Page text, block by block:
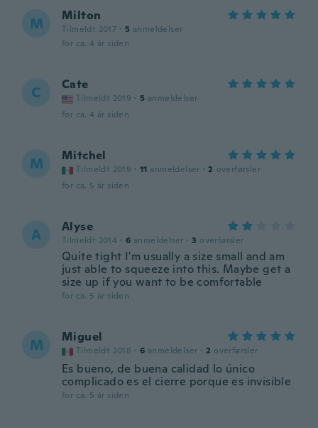
M Milton
Tilmeldt 2017 · 5 anmeldelser
for ca. 4 år siden
C Cate
Tilmeldt 2019 · 5 anmeldelser
for ca. 4 år siden
M Mitchel
Tilmeldt 2019 · 11 anmeldelser · 2 overførsler
for ca. 5 år siden
A Alyse
Tilmeldt 2014 · 6 anmeldelser · 3 overførsler
Quite tight I'm usually a size small and am
just able to squeeze into this. Maybe get a
size up if you want to be comfortable
for ca. 5 år siden
M Miguel
Tilmeldt 2018 · 6 anmeldelser · 2 overførsler
Es bueno, de buena calidad lo único
complicado es el cierre porque es invisible
for ca. 5 år siden